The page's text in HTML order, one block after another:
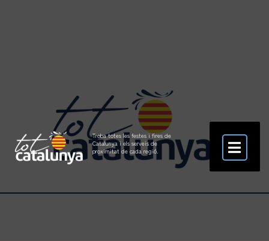
Troba totes les festes i fires de
Catalunya i els serveis de
proximitat de cada regió.